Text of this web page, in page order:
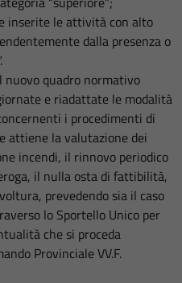
inserite le attività con alto
dalla presenza o
quadro normativo
e riadattate le modalità
i procedimenti di
attiene la valutazione dei
incendi, il rinnovo periodico
il nulla osta di fattibilità,
prevedendo sia il caso
lo Sportello Unico per
che si proceda
Provinciale VV.F.